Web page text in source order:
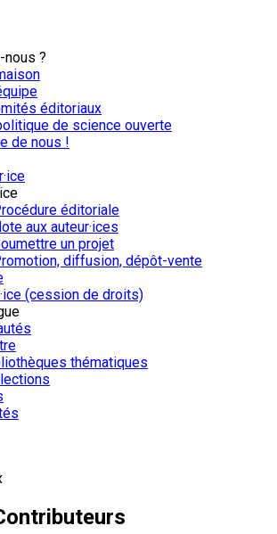
nous ?
éditoriaux
de science ouverte
de nous !
éditoriale
aux auteur·ices
un projet
diffusion, dépôt-vente
(cession de droits)
thématiques